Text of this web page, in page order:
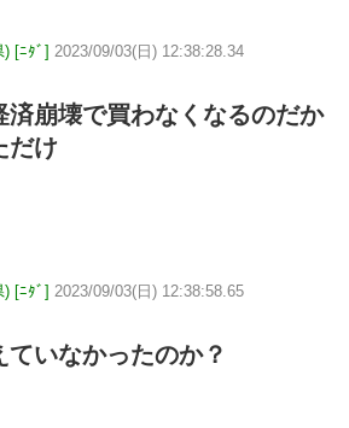
[ﾆﾀﾞ] 2023/09/03(日) 12:38:28.34
済崩壊で買わなくなるのだか
だけ
[ﾆﾀﾞ] 2023/09/03(日) 12:38:58.65
いなかったのか？